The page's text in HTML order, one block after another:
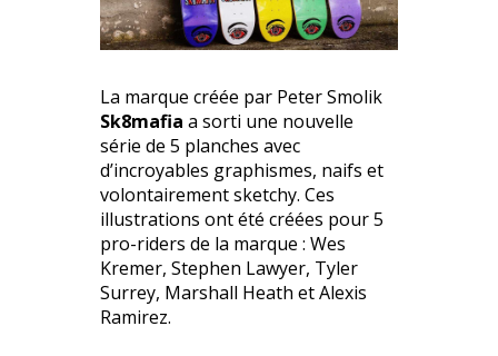
La marque créée par Peter Smolik
Sk8mafia a sorti une nouvelle
série de 5 planches avec
d’incroyables graphismes, naifs et
volontairement sketchy. Ces
illustrations ont été créées pour 5
pro-riders de la marque : Wes
Kremer, Stephen Lawyer, Tyler
Surrey, Marshall Heath et Alexis
Ramirez.